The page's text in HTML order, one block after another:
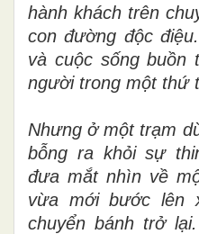
hành khách trên
con đường độc
và cuộc sống buồn
người trong một thứ
Nhưng ở một trạm
bỗng ra khỏi sự
đưa mắt nhìn về
vừa mới bước lên
chuyển bánh trở